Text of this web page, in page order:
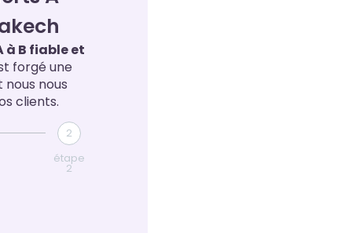
à B fiable et
forgé une
nous
clients.
2
étape
2